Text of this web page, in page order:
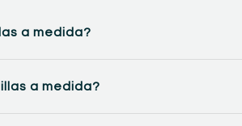
a medida?
a medida?